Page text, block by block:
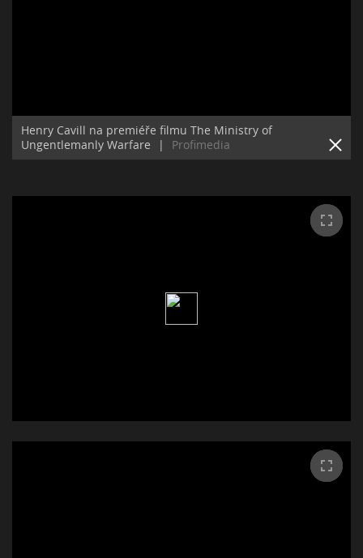
Henry Cavill na premiéře filmu The Ministry of
Ungentlemanly Warfare
| Profimedia